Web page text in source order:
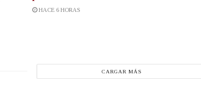
HACE 6 HORAS
CARGAR MÁS